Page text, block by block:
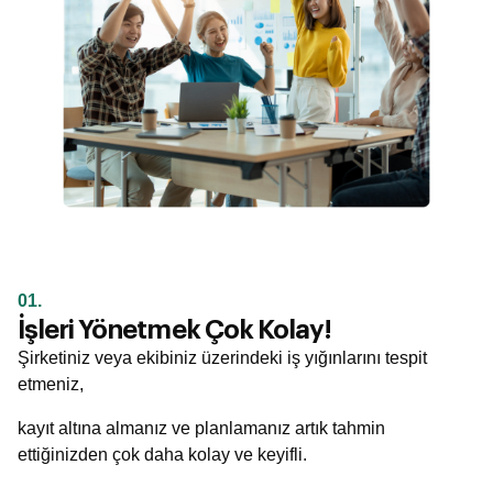
01.
İşleri Yönetmek Çok Kolay!
Şirketiniz veya ekibiniz üzerindeki iş yığınlarını tespit
etmeniz,
kayıt altına almanız ve planlamanız artık tahmin
ettiğinizden çok daha kolay ve keyifli.